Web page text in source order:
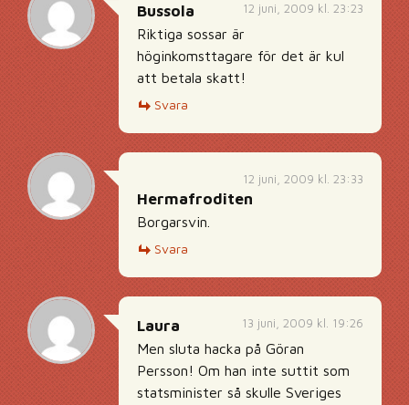
12 juni, 2009 kl. 23:23
Bussola
Riktiga sossar är
höginkomsttagare för det är kul
att betala skatt!
Svara
12 juni, 2009 kl. 23:33
Hermafroditen
Borgarsvin.
Svara
13 juni, 2009 kl. 19:26
Laura
Men sluta hacka på Göran
Persson! Om han inte suttit som
statsminister så skulle Sveriges